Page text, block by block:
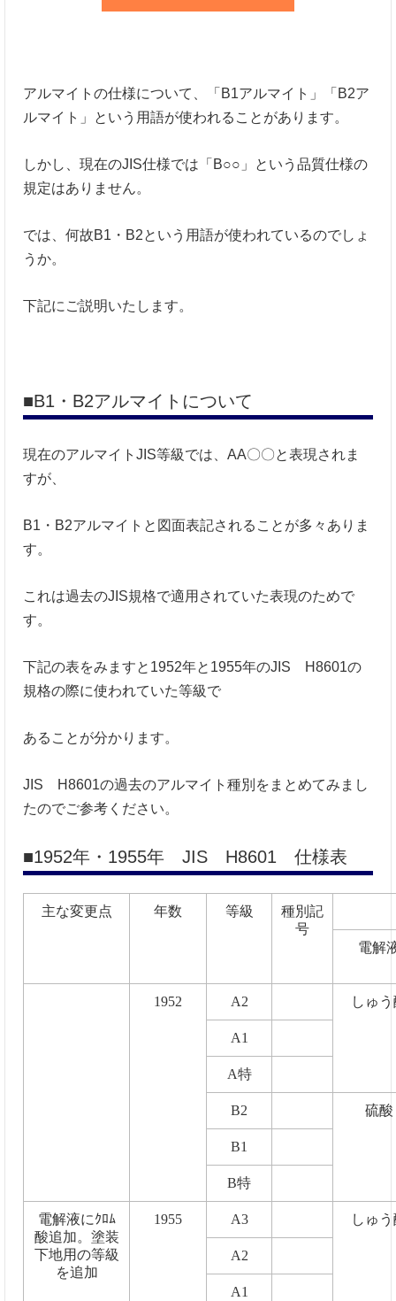
アルマイトの仕様について、「B1アルマイト」「B2ア
ルマイト」という用語が使われることがあります。
しかし、現在のJIS仕様では「B○○」という品質仕様の
規定はありません。
では、何故B1・B2という用語が使われているのでしょ
うか。
下記にご説明いたします。
■B1・B2アルマイトについて
現在のアルマイトJIS等級では、AA〇〇と表現されま
すが、
B1・B2アルマイトと図面表記されることが多々ありま
す。
これは過去のJIS規格で適用されていた表現のためで
す。
下記の表をみますと1952年と1955年のJIS H8601の
規格の際に使われていた等級で
あることが分かります。
JIS H8601の過去のアルマイト種別をまとめてみまし
たのでご参考ください。
■1952年・1955年 JIS H8601 仕様表
主な変更点 年数 等級
種別記
号
電解
1952 A2 しゅ
A1
A特
B2 硫酸
B1
B特
電解液にｸﾛﾑ
酸追加。塗装
下地用の等級
を追加
1955 A3 しゅ
A2
A1